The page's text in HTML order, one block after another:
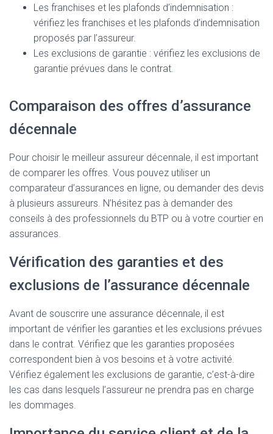
Les franchises et les plafonds d’indemnisation :
vérifiez les franchises et les plafonds d’indemnisation
proposés par l’assureur.
Les exclusions de garantie : vérifiez les exclusions de
garantie prévues dans le contrat.
Comparaison des offres d’assurance
décennale
Pour choisir le meilleur assureur décennale, il est important
de comparer les offres. Vous pouvez utiliser un
comparateur d’assurances en ligne, ou demander des devis
à plusieurs assureurs. N’hésitez pas à demander des
conseils à des professionnels du BTP ou à votre courtier en
assurances.
Vérification des garanties et des
exclusions de l’assurance décennale
Avant de souscrire une assurance décennale, il est
important de vérifier les garanties et les exclusions prévues
dans le contrat. Vérifiez que les garanties proposées
correspondent bien à vos besoins et à votre activité.
Vérifiez également les exclusions de garantie, c’est-à-dire
les cas dans lesquels l’assureur ne prendra pas en charge
les dommages.